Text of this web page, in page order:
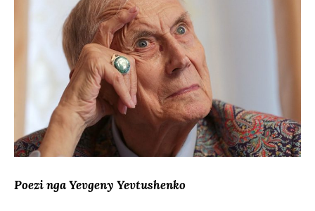
Poezi nga Yevgeny Yevtushenko